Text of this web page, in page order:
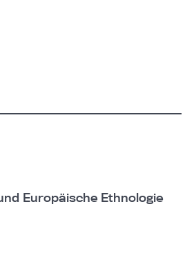
Europäische Ethnologie